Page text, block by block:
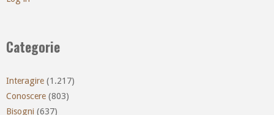
Categorie
Interagire (1.217)
Conoscere (803)
Bisogni (637)